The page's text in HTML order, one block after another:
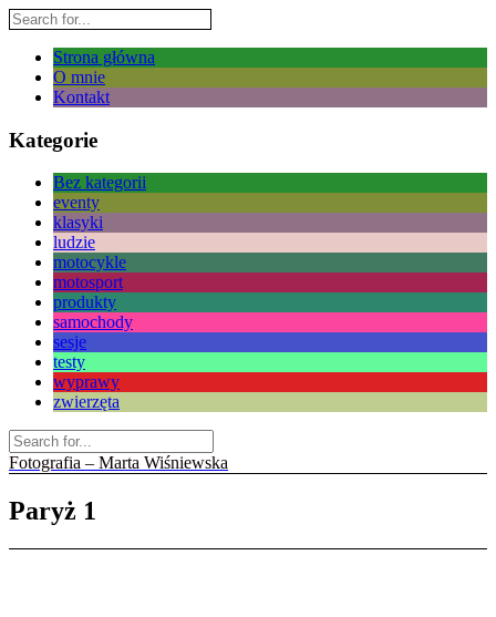
Strona główna
O mnie
Kontakt
Kategorie
Bez kategorii
eventy
klasyki
ludzie
motocykle
motosport
produkty
samochody
sesje
testy
wyprawy
zwierzęta
Fotografia – Marta Wiśniewska
Paryż 1